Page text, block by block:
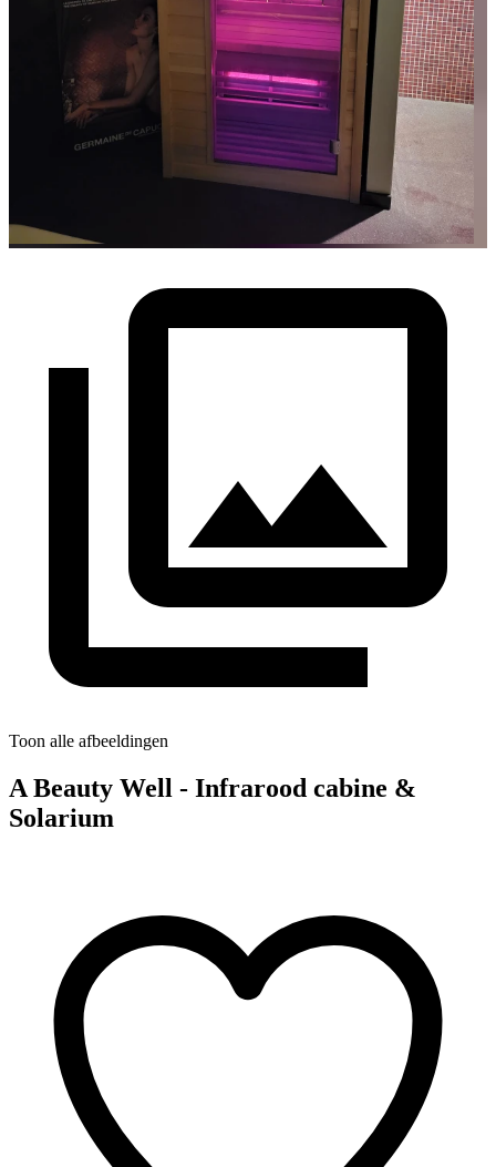
Toon alle afbeeldingen
A Beauty Well - Infrarood cabine &
Solarium